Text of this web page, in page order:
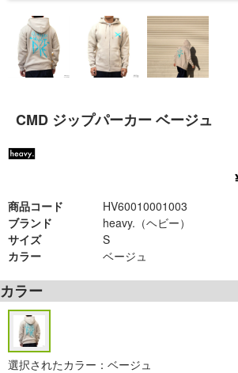
CMD ジップパーカー ベージュ
商品コード
HV60010001003
ブランド
heavy.（ヘビー）
サイズ
S
カラー
ベージュ
カラー
選択されたカラー：ベージュ